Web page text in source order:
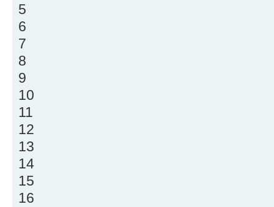
5
6
7
8
9
10
11
12
13
14
15
16